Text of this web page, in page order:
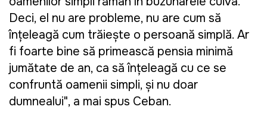
Deci, el nu are probleme, nu are cum să
înțeleagă cum trăiește o persoană simplă. Ar
fi foarte bine să primească pensia minimă
jumătate de an, ca să înțeleagă cu ce se
confruntă oamenii simpli, și nu doar
dumnealui", a mai spus Ceban.